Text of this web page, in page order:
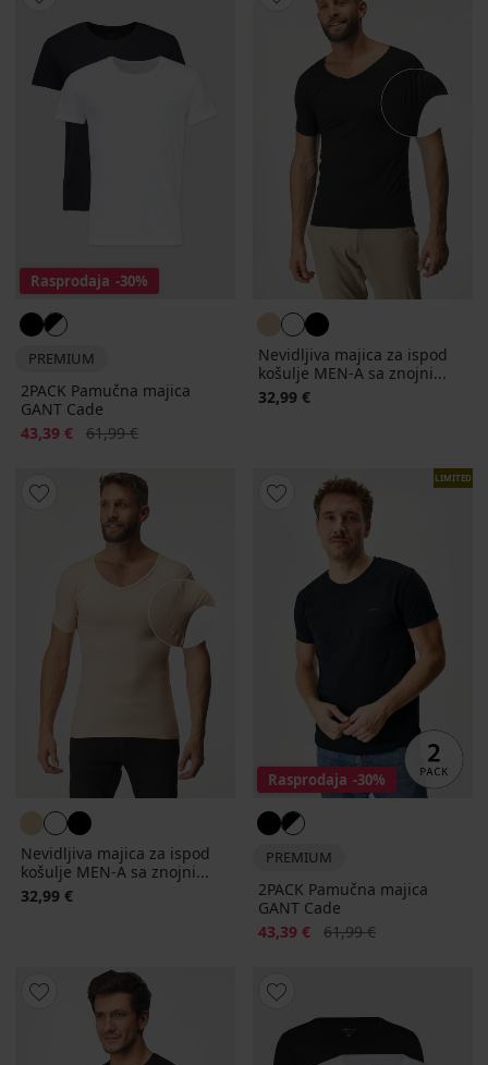
Rasprodaja -30%
PREMIUM
2PACK Pamučna majica
GANT Cade
Popust
43,39 € Prvobitna cijena
61,99 €
Nevidljiva majica za ispod
košulje MEN-A sa znojni...
32,99 €
Nevidljiva majica za ispod
košulje MEN-A sa znojni...
32,99 €
LIMITED
Rasprodaja -30%
PREMIUM
2PACK Pamučna majica
GANT Cade
Popust
43,39 € Prvobitna cijena
61,99 €